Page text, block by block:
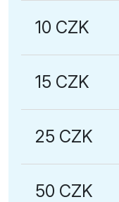
10 CZK
15 CZK
25 CZK
50 CZK